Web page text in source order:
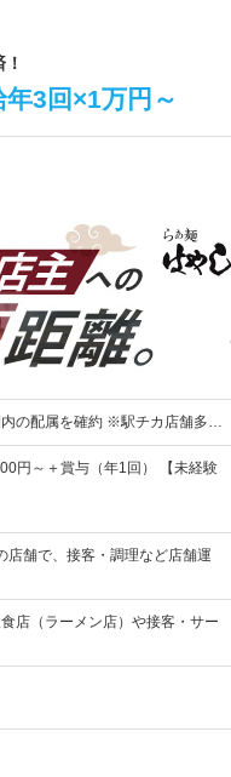
3回×1万円～
内の配属を確約 ※駅チカ店舗多…
円～＋賞与（年1回） 【未経験
店舗で、接客・調理など店舗運
店（ラーメン店）や接客・サー